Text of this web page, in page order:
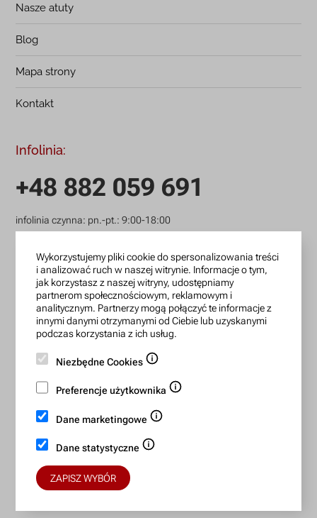
Nasze atuty
Blog
Mapa strony
Kontakt
Infolinia:
+48 882 059 691
infolinia czynna: pn.-pt.: 9:00-18:00
Pisząc w sprawie swojego zamówienia podaj w tytule
wiadomości numer, który otrzymałeś w potwierdzeniu.
Konto bankowe:
15 1140 2004 0000 3702 7470 6466
BIC/SWIFT: BREXPLPWMBK
Bezpieczne płatności:
Wykorzystujemy pliki cookie do spersonalizowania treści
i analizować ruch w naszej witrynie. Informacje o tym,
jak korzystasz z naszej witryny, udostępniamy
partnerom społecznościowym, reklamowym i
analitycznym. Partnerzy mogą połączyć te informacje z
innymi danymi otrzymanymi od Ciebie lub uzyskanymi
podczas korzystania z ich usług.
Niezbędne Cookies
Preferencje użytkownika
Dane marketingowe
Dane statystyczne
ZAPISZ WYBÓR